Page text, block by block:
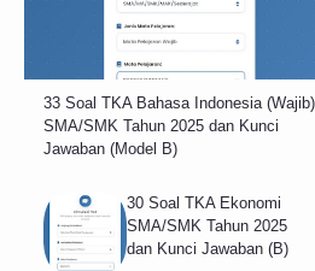
33 Soal TKA Bahasa Indonesia (Wajib)
SMA/SMK Tahun 2025 dan Kunci
Jawaban (Model B)
30 Soal TKA Ekonomi
SMA/SMK Tahun 2025
dan Kunci Jawaban (B)